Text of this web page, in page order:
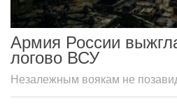
Армия России
логово ВСУ
Незалежным воякам не